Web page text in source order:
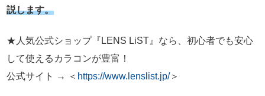
説します。
★人気公式ショップ『LENS LiST』なら、初心者でも安心
して使えるカラコンが豊富！
公式サイト → ＜ https://www.lenslist.jp/＞